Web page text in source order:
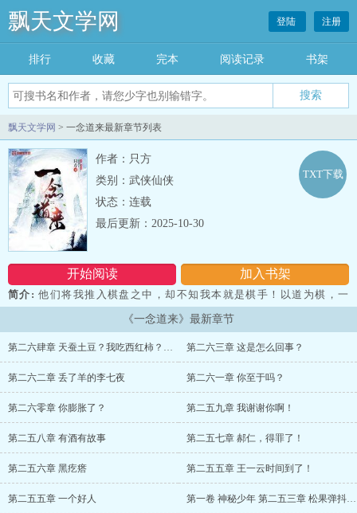
飘天文学网 登陆 注册
排行 收藏 完本 阅读记录 书架
飘天文学网 > 一念道来最新章节列表
作者：只方
类别：武侠仙侠
状态：连载
开始阅读 加入书架
TXT下载
最后更新：2025-10-30
简介: 他们将我推入棋盘之中，却不知我本就是棋手！以道为棋，一
念间，道来！...
《一念道来》最新章节
第二六肆章 天蚕土豆？我吃西红柿？耳根？ 第二六三章 这是怎么回事？
第二六二章 丢了羊的李七夜 第二六一章 你至于吗？
第二六零章 你膨胀了？ 第二五九章 我谢谢你啊！
第二五八章 有酒有故事 第二五七章 郝仁，得罪了！
第二五六章 黑疙瘩 第二五五章 王一云时间到了！
第二五五章 一个好人 第一卷 神秘少年 第二五三章 松果弹抖闪电鞭